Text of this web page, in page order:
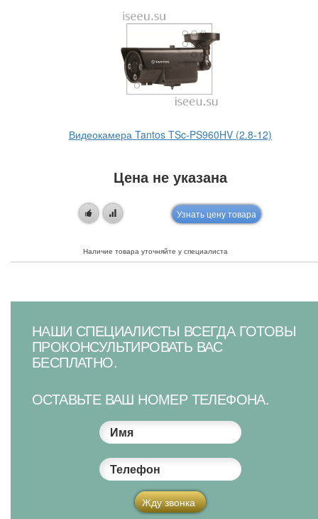
Видеокамера Tantos TSc-PS960HV (2.8-12)
Цена не указана
Узнать цену товара
Наличие товара уточняйте у специалиста
НАШИ СПЕЦИАЛИСТЫ ВСЕГДА ГОТОВЫ
ПРОКОНСУЛЬТИРОВАТЬ ВАС
БЕСПЛАТНО.
ОСТАВЬТЕ ВАШ НОМЕР ТЕЛЕФОНА.
Имя
Телефон
Жду звонка